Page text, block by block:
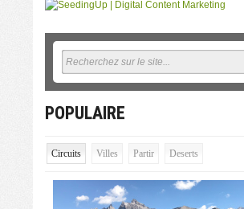
POPULAIRE
Circuits Villes Partir Deserts